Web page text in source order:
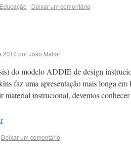
Educação | Deixar um comentário
2010 porJoão Mattar
do modelo ADDIE de design
faz uma apresentação mais longa
material instrucional, devemos
Deixar um comentário